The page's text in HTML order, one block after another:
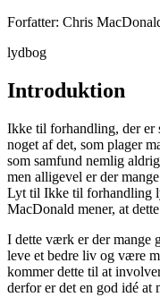
Forfatter: Chris
lydbog
Introduktion
Ikke til forhandling, der er
noget af det, som plager
som samfund nemlig
men alligevel er der
Lyt til Ikke til forhandling
MacDonald mener, at
I dette værk er der mange
leve et bedre liv og være
kommer dette til at
derfor er det en god idé at